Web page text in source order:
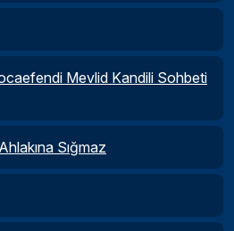
Mevlid Kandili Sohbeti
Sığmaz